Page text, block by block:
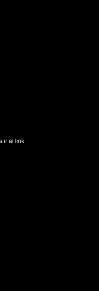
ir al link.